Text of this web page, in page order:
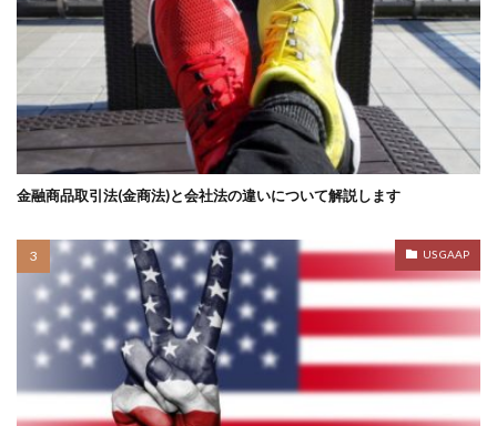
金融商品取引法(金商法)と会社法の違いについて解説します
US GAAP